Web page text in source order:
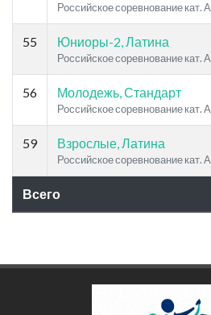
Российское соревнование кат. A
55 Юниоры-2, Латина
Российское соревнование кат. A
56 Молодежь, Стандарт
Российское соревнование кат. A
59 Взрослые, Латина
Российское соревнование кат. A
Всего